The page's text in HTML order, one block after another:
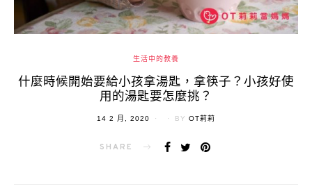
生活中的教養
什麼時候開始要給小孩拿湯匙，拿筷子？小孩好使
用的湯匙要怎麼挑？
POSTED
14 2 月, 2020 BY OT莉莉
SHARE